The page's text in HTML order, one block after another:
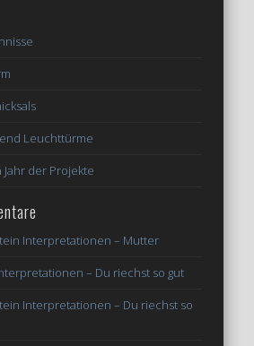
Leuchttürme
Jahr der Projekte
Interpretationen – Mutter
– Du riechst so gut
Interpretationen – Du riechst so